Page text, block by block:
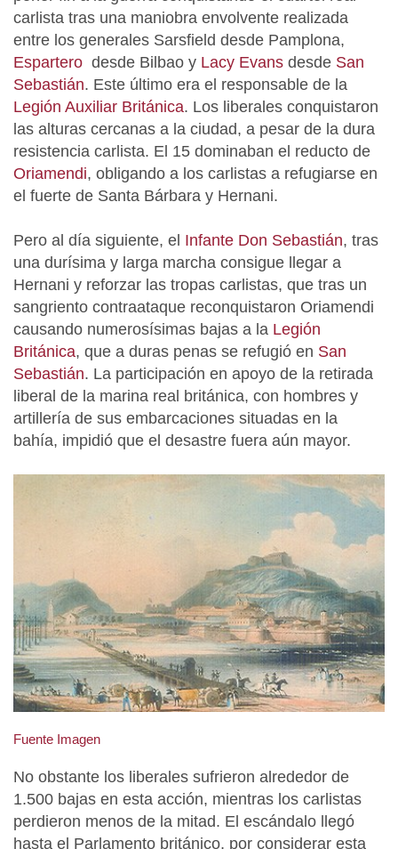
carlista tras una maniobra envolvente realizada
entre los generales Sarsfield desde Pamplona,
Espartero desde Bilbao y Lacy Evans desde San
Sebastián. Este último era el responsable de la
Legión Auxiliar Británica. Los liberales conquistaron
las alturas cercanas a la ciudad, a pesar de la dura
resistencia carlista. El 15 dominaban el reducto de
Oriamendi, obligando a los carlistas a refugiarse en
el fuerte de Santa Bárbara y Hernani.
Pero al día siguiente, el Infante Don Sebastián, tras
una durísima y larga marcha consigue llegar a
Hernani y reforzar las tropas carlistas, que tras un
sangriento contraataque reconquistaron Oriamendi
causando numerosísimas bajas a la Legión
Británica, que a duras penas se refugió en San
Sebastián. La participación en apoyo de la retirada
liberal de la marina real británica, con hombres y
artillería de sus embarcaciones situadas en la
bahía, impidió que el desastre fuera aún mayor.
Fuente Imagen
No obstante los liberales sufrieron alrededor de
1.500 bajas en esta acción, mientras los carlistas
perdieron menos de la mitad. El escándalo llegó
hasta el Parlamento británico, por considerar esta